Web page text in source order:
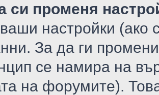
си променя
настройки (ако
За да ги
се намира на
на форумите).